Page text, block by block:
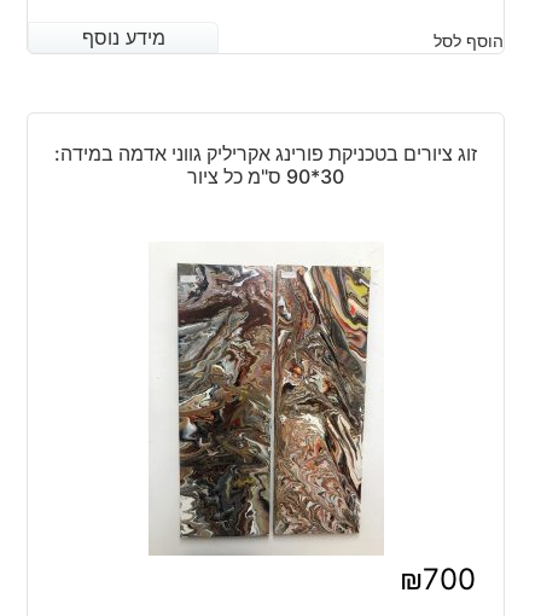
מידע נוסף הוסף לסל מידע נוסף
זוג ציורים בטכניקת פורינג אקריליק גווני אדמה במידה:
30*90 ס"מ כל ציור
₪700